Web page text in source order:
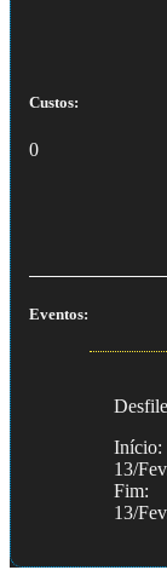
Custos:
0
Eventos:
Início:
13/
Fim:
13/